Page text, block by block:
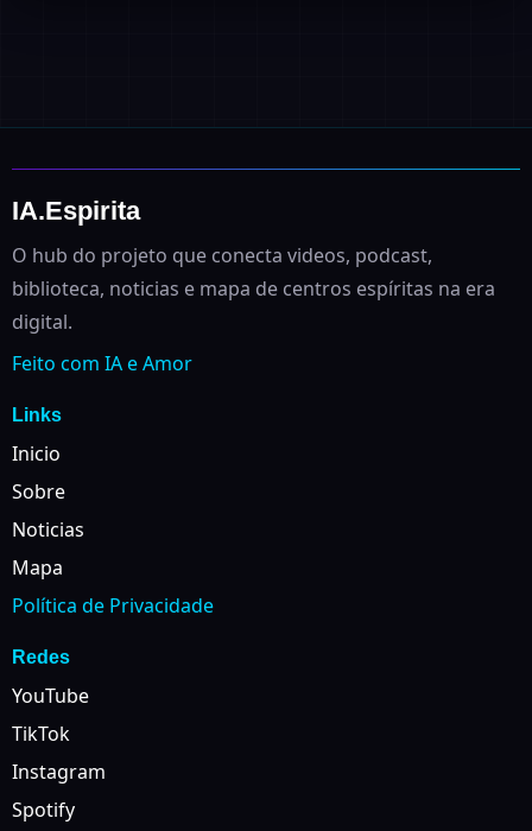
IA.Espirita
O hub do projeto que conecta videos, podcast,
biblioteca, noticias e mapa de centros espíritas na era
digital.
Feito com IA e Amor
Links
Inicio
Sobre
Noticias
Mapa
Política de Privacidade
Redes
YouTube
TikTok
Instagram
Spotify